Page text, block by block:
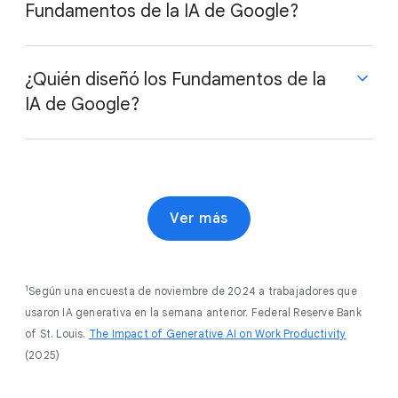
de la suscripción a Google Career Essentials varía
completamente a tu propio ritmo. Muchos
estudiantes completan su curso de Essentials en un
mes.
Fundamentos de la IA de Google?
Fundamentos de la IA de Google está disponible en
Coursera.
¿Quién diseñó los Fundamentos de la
IA de Google?
creado por expertos en la materia y profesionales de
Ver más
1Según una encuesta de noviembre de 2024 a trabajadores que
usaron IA generativa en la semana anterior. Federal Reserve Bank
of St. Louis. The Impact of Generative AI on Work Productivity
(2025)